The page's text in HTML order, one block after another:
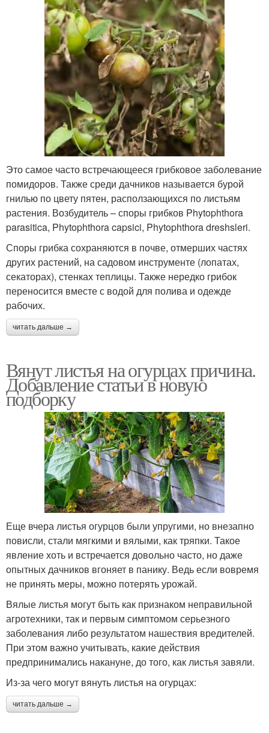
Это самое часто встречающееся грибковое заболевание
помидоров. Также среди дачников называется бурой
гнилью по цвету пятен, расползающихся по листьям
растения. Возбудитель – споры грибков Phytophthora
parasitica, Phytophthora capsici, Phytophthora dreshsleri.
Споры грибка сохраняются в почве, отмерших частях
других растений, на садовом инструменте (лопатах,
секаторах), стенках теплицы. Также нередко грибок
переносится вместе с водой для полива и одежде
рабочих.
читать дальше →
Вянут листья на огурцах причина.
Добавление статьи в новую
подборку
Еще вчера листья огурцов были упругими, но внезапно
повисли, стали мягкими и вялыми, как тряпки. Такое
явление хоть и встречается довольно часто, но даже
опытных дачников вгоняет в панику. Ведь если вовремя
не принять меры, можно потерять урожай.
Вялые листья могут быть как признаком неправильной
агротехники, так и первым симптомом серьезного
заболевания либо результатом нашествия вредителей.
При этом важно учитывать, какие действия
предпринимались накануне, до того, как листья завяли.
Из-за чего могут вянуть листья на огурцах:
читать дальше →